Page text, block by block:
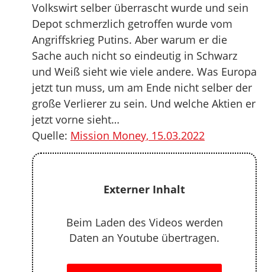
Volkswirt selber überrascht wurde und sein
Depot schmerzlich getroffen wurde vom
Angriffskrieg Putins. Aber warum er die
Sache auch nicht so eindeutig in Schwarz
und Weiß sieht wie viele andere. Was Europa
jetzt tun muss, um am Ende nicht selber der
große Verlierer zu sein. Und welche Aktien er
jetzt vorne sieht…
Quelle: Mission Money, 15.03.2022
Externer Inhalt
Beim Laden des Videos werden
Daten an Youtube übertragen.